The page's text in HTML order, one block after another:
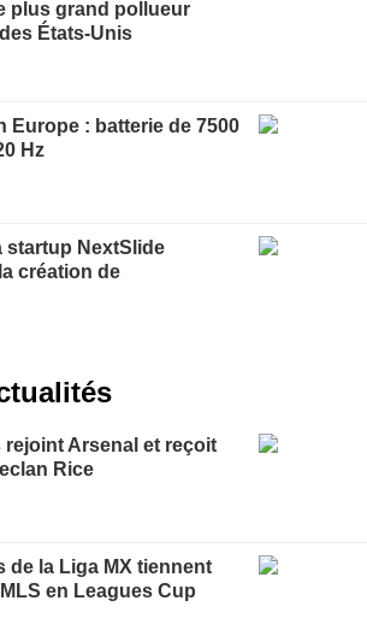
plus grand pollueur
États-Unis
Europe : batterie de 7500
Hz
startup NextSlide
création de
rejoint Arsenal et reçoit
Rice
de la Liga MX tiennent
en Leagues Cup